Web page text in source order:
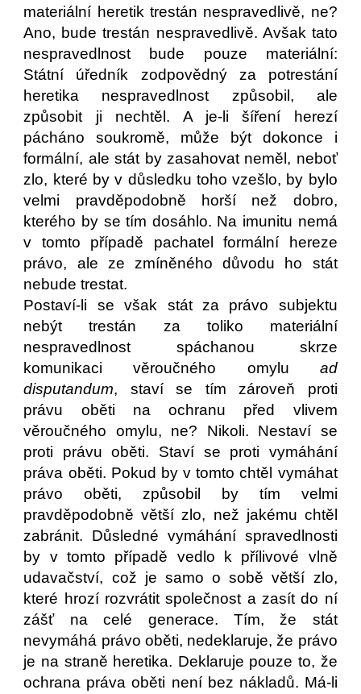
materiální heretik trestán nespravedlivě, ne?
Ano, bude trestán nespravedlivě. Avšak tato
nespravedlnost bude pouze materiální:
Státní úředník zodpovědný za potrestání
heretika nespravedlnost způsobil, ale
způsobit ji nechtěl. A je-li šíření herezí
pácháno soukromě, může být dokonce i
formální, ale stát by zasahovat neměl, neboť
zlo, které by v důsledku toho vzešlo, by bylo
velmi pravděpodobně horší než dobro,
kterého by se tím dosáhlo. Na imunitu nemá
v tomto případě pachatel formální hereze
právo, ale ze zmíněného důvodu ho stát
nebude trestat.
Postaví-li se však stát za právo subjektu
nebýt trestán za toliko materiální
nespravedlnost spáchanou skrze
komunikaci věroučného omylu ad
disputandum, staví se tím zároveň proti
právu oběti na ochranu před vlivem
věroučného omylu, ne? Nikoli. Nestaví se
proti právu oběti. Staví se proti vymáhání
práva oběti. Pokud by v tomto chtěl vymáhat
právo oběti, způsobil by tím velmi
pravděpodobně větší zlo, než jakému chtěl
zabránit. Důsledné vymáhání spravedlnosti
by v tomto případě vedlo k přílivové vlně
udavačství, což je samo o sobě větší zlo,
které hrozí rozvrátit společnost a zasít do ní
zášť na celé generace. Tím, že stát
nevymáhá právo oběti, nedeklaruje, že právo
je na straně heretika. Deklaruje pouze to, že
ochrana práva oběti není bez nákladů. Má-li